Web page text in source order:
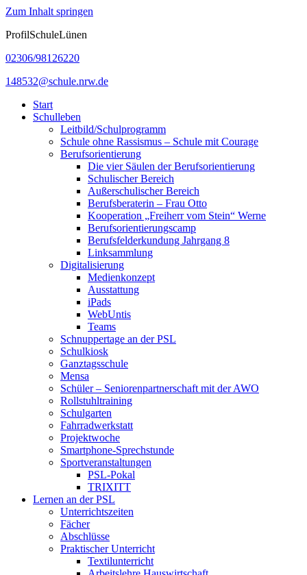
Zum Inhalt springen
ProfilSchuleLünen
02306/98126220
148532@schule.nrw.de
Start
Schulleben
Leitbild/Schulprogramm
Schule ohne Rassismus – Schule mit Courage
Berufsorientierung
Die vier Säulen der Berufsorientierung
Schulischer Bereich
Außerschulischer Bereich
Berufsberaterin – Frau Otto
Kooperation „Freiherr vom Stein“ Werne
Berufsorientierungscamp
Berufsfelderkundung Jahrgang 8
Linksammlung
Digitalisierung
Medienkonzept
Ausstattung
iPads
WebUntis
Teams
Schnuppertage an der PSL
Schulkiosk
Ganztagsschule
Mensa
Schüler – Seniorenpartnerschaft mit der AWO
Rollstuhltraining
Schulgarten
Fahrradwerkstatt
Projektwoche
Smartphone-Sprechstunde
Sportveranstaltungen
PSL-Pokal
TRIXITT
Lernen an der PSL
Unterrichtszeiten
Fächer
Abschlüsse
Praktischer Unterricht
Textilunterricht